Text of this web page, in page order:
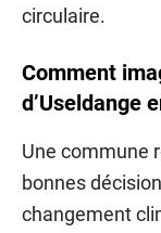
circulaire.
Comment
d’Useldange
Une commune
bonnes
changement